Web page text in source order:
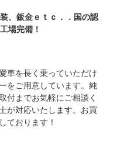
きます。代車ももちろん完備
は当社までお問い合わせくだ
24ヶ月点検整備付
、鈑金ｅｔｃ．．国の認
場完備！
車を長く乗っていただけ
をご用意しています。純
付までお気軽にご相談く
が対応いたします。お買
ております！